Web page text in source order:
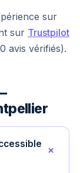
sur
sur Trustpilot
avis vérifiés).